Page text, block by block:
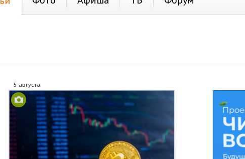
5 августа